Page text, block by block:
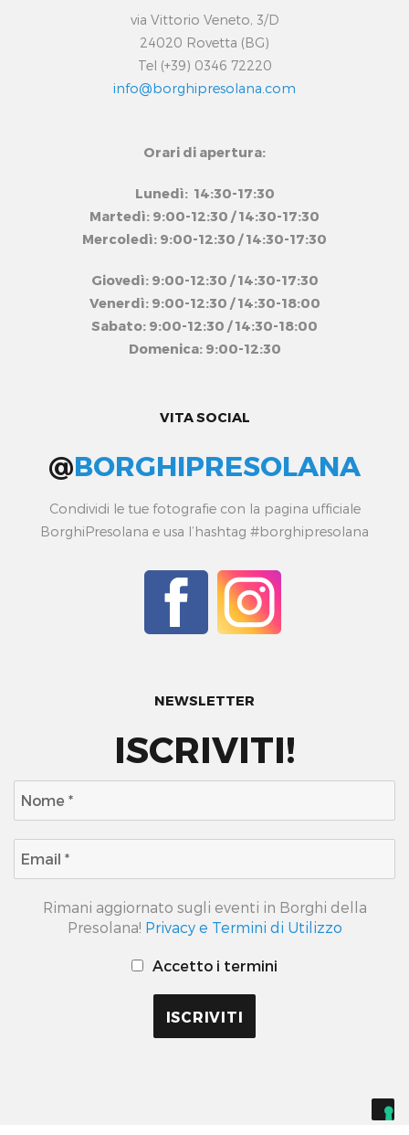
via Vittorio Veneto, 3/D
24020 Rovetta (BG)
Tel (+39) 0346 72220
info@borghipresolana.com
Orari di apertura:
Lunedì: 14:30-17:30
Martedì: 9:00-12:30 / 14:30-17:30
Mercoledì: 9:00-12:30 / 14:30-17:30
Giovedì: 9:00-12:30 / 14:30-17:30
Venerdì: 9:00-12:30 / 14:30-18:00
Sabato: 9:00-12:30 / 14:30-18:00
Domenica: 9:00-12:30
VITA SOCIAL
@BORGHIPRESOLANA
Condividi le tue fotografie con la pagina ufficiale
BorghiPresolana e usa l’hashtag #borghipresolana
NEWSLETTER
ISCRIVITI!
Rimani aggiornato sugli eventi in Borghi della
Presolana! Privacy e Termini di Utilizzo
Accetto i termini